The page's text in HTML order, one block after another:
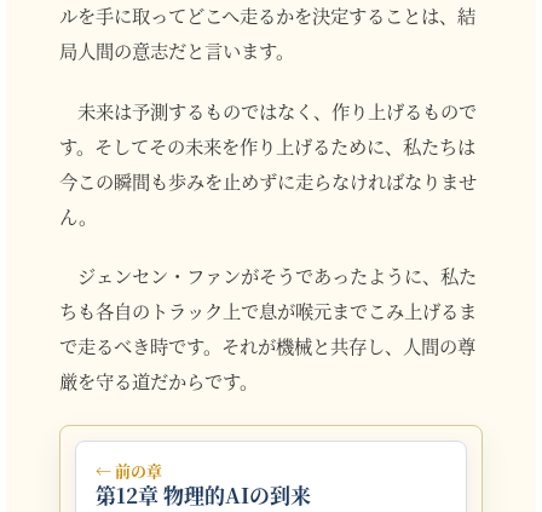
ルを手に取ってどこへ走るかを決定することは、結
局人間の意志だと言います。
未来は予測するものではなく、作り上げるもので
す。そしてその未来を作り上げるために、私たちは
今この瞬間も歩みを止めずに走らなければなりませ
ん。
ジェンセン・ファンがそうであったように、私た
ちも各自のトラック上で息が喉元までこみ上げるま
で走るべき時です。それが機械と共存し、人間の尊
厳を守る道だからです。
← 前の章
第12章 物理的AIの到来